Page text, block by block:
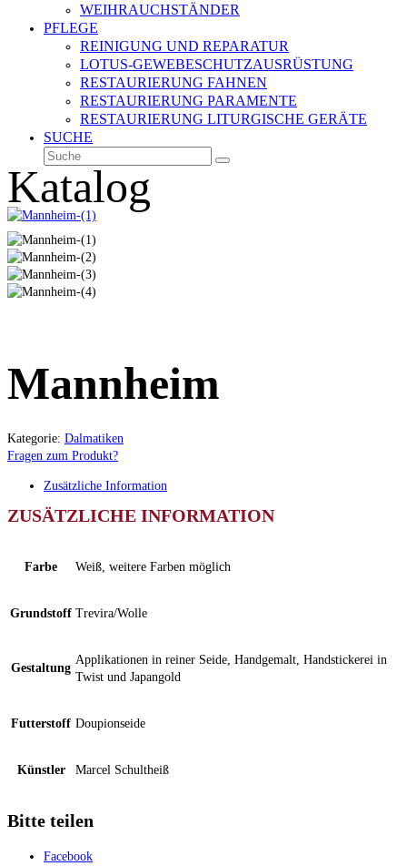
WEIHRAUCHSTÄNDER
PFLEGE
REINIGUNG UND REPARATUR
LOTUS-GEWEBESCHUTZAUSRÜSTUNG
RESTAURIERUNG FAHNEN
RESTAURIERUNG PARAMENTE
RESTAURIERUNG LITURGISCHE GERÄTE
SUCHE
Suche
Senden
Katalog
Mannheim
Kategorie: Dalmatiken
Fragen zum Produkt?
Zusätzliche Information
ZUSÄTZLICHE INFORMATION
Farbe Weiß, weitere Farben möglich
Grundstoff Trevira/Wolle
Gestaltung
Applikationen in reiner Seide, Handgemalt, Handstickerei in
Twist und Japangold
Futterstoff Doupionseide
Künstler Marcel Schultheiß
Bitte teilen
Facebook